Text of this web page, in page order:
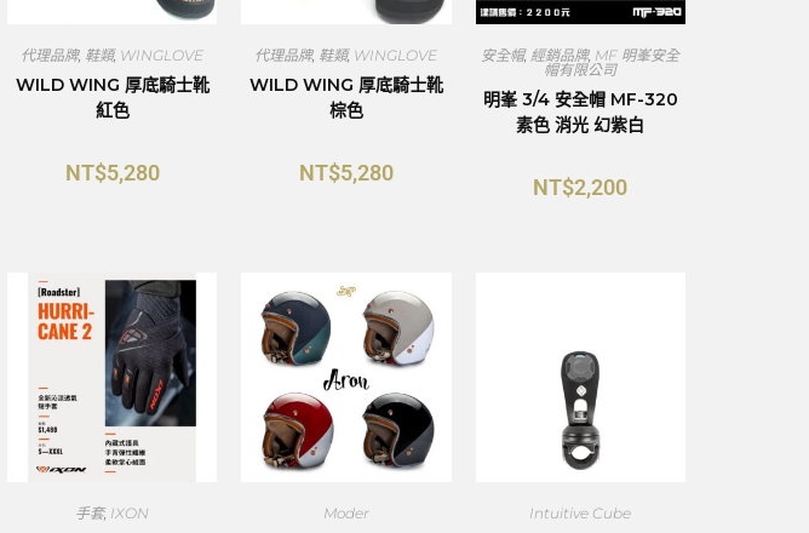
代理品牌, 鞋類, WINGLOVE
WILD WING 厚底騎士靴
紅色
NT$5,280
代理品牌, 鞋類, WINGLOVE
WILD WING 厚底騎士靴
棕色
NT$5,280
安全帽, 經銷品牌, MF 明峯安全
帽有限公司
明峯 3/4 安全帽 MF-320
素色 消光 幻紫白
NT$2,200
手套, IXON Moder Intuitive Cube